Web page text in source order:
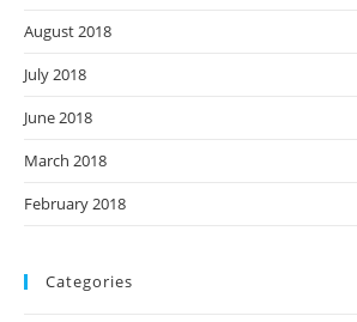
August 2018
July 2018
June 2018
March 2018
February 2018
Categories